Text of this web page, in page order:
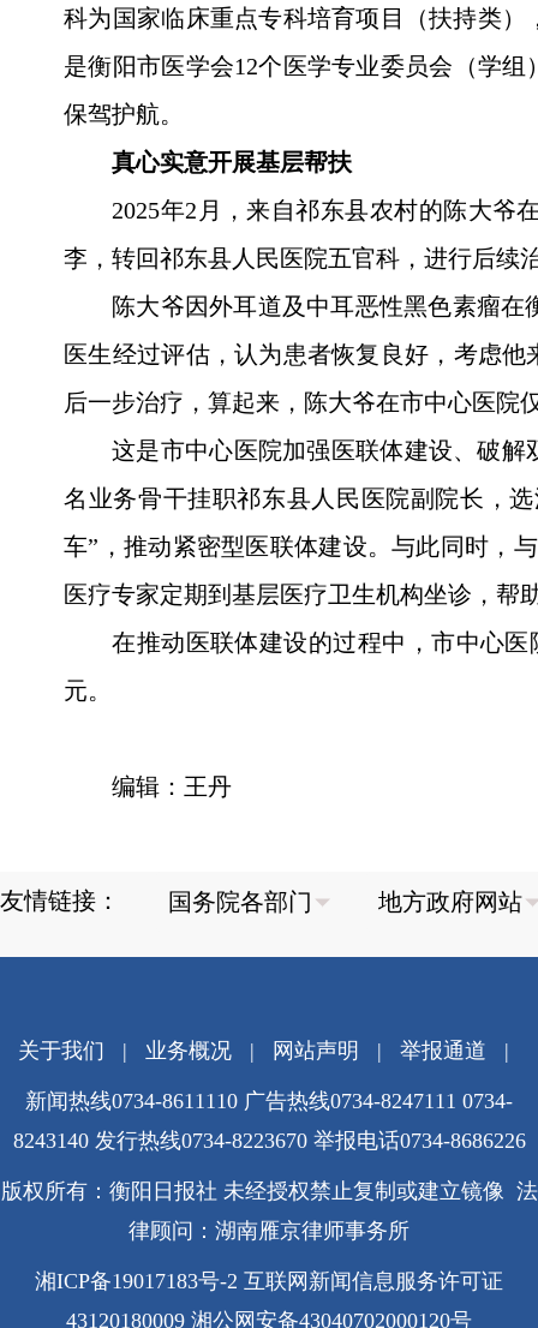
科为国家临床重点专科培育项目（扶持类
是衡阳市医学会12个医学专业委员会（学
保驾护航。
真心实意开展基层帮扶
2025年2月，来自祁东县农村的陈大爷
李，转回祁东县人民医院五官科，进行后续
陈大爷因外耳道及中耳恶性黑色素瘤
医生经过评估，认为患者恢复良好，考虑
后一步治疗，算起来，陈大爷在市中心医院
这是市中心医院加强医联体建设、破解
名业务骨干挂职祁东县人民医院副院长，
车”，推动紧密型医联体建设。与此同时，
医疗专家定期到基层医疗卫生机构坐诊，帮
在推动医联体建设的过程中，市中心
元。
编辑：王丹
友情链接：
关于我们 | 业务概况| 网站声明 | 举报通道 |
新闻热线0734-8611110 广告热线0734-8247111 0734-
8243140 发行热线0734-8223670 举报电话0734-8686226
版权所有：衡阳日报社 未经授权禁止复制或建立镜像 法
律顾问：湖南雁京律师事务所
湘ICP备19017183号-2 互联网新闻信息服务许可证
43120180009 湘公网安备43040702000120号